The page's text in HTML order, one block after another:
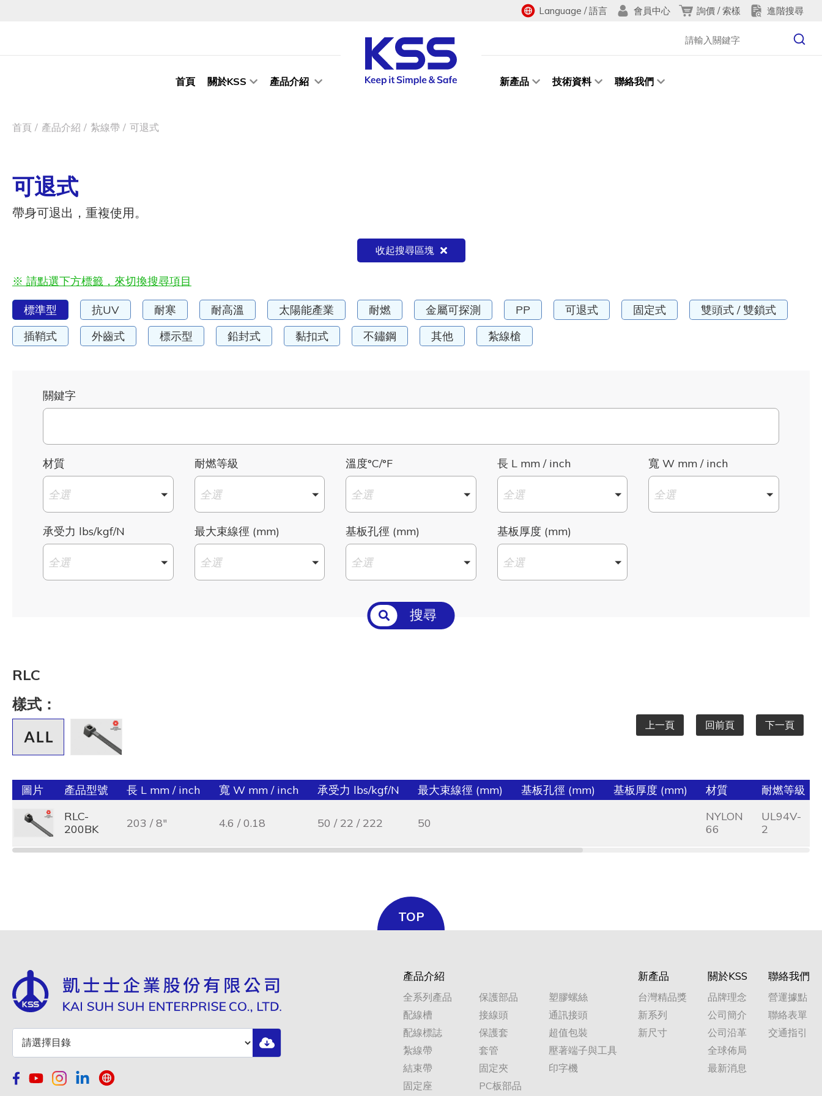
Language / 語言 會員中心 詢價 / 索樣 進階搜尋
首頁 關於KSS 產品介紹 新產品 技術資料 聯絡我們
首頁 產品介紹 紮線帶 可退式
可退式
帶身可退出，重複使用。
收起搜尋區塊
※ 請點選下方標籤，來切換搜尋項目
標準型 抗UV 耐寒 耐高溫 太陽能產業 耐燃 金屬可探測 PP 可退式 固定式
雙頭式 / 雙鎖式
插鞘式
外齒式 標示型 鉛封式 黏扣式 不鏽鋼 其他 紮線槍
關鍵字
材質
全選
耐燃等級
全選
溫度°C/°F
全選
長 L mm / inch
全選
寬 W mm / inch
全選
承受力 lbs/kgf/N
全選
最大束線徑 (mm)
全選
基板孔徑 (mm)
全選
基板厚度 (mm)
全選
搜尋
RLC
樣式：
上一頁 回前頁 下一頁
圖片 產品型號 長 L mm / inch 寬 W mm / inch 承受力 lbs/kgf/N 最大束線徑 (mm) 基板孔徑 (mm) 基板厚度 (mm) 材質
耐燃等級
RLC-
200BK
203 / 8" 4.6 / 0.18 50 / 22 / 222 50
NYLON
66
UL94V-
2
TOP
產品介紹
全系列產品
配線槽
配線標誌
紮線帶
結束帶
固定座
保護部品
接線頭
保護套
套管
固定夾
PC板部品
塑膠螺絲
通訊接頭
超值包裝
壓著端子與工具
印字機
新產品
台灣精品獎
新系列
新尺寸
關於KSS
品牌理念
公司簡介
公司沿革
全球佈局
最新消息
聯絡我們
營運據點
聯絡表單
交通指引